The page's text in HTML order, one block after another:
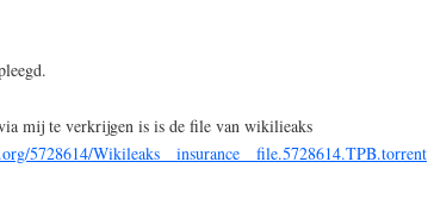
mij te verkrijgen is is de file van wikilieaks
5728614/Wikileaks__insurance__file.5728614.TPB.torrent